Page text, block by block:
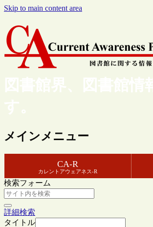
Skip to main content area
図書館界、図書館
す。
メインメニュー
CA-R
カレントアウェアネス-R
検索フォーム
詳細検索
タイトル